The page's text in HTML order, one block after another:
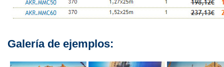
Galería de ejemplos: